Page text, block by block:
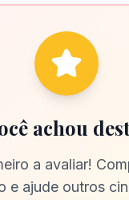
achou
a avaliar!
e ajude outros